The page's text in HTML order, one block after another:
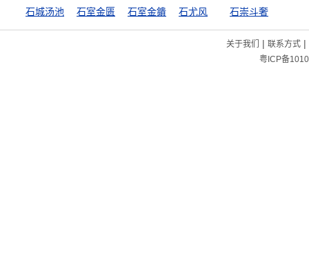
石城汤池 石室金匮 石室金鐀 石尤风 石崇斗奢
关于我们 | 联系方式|
粤ICP备